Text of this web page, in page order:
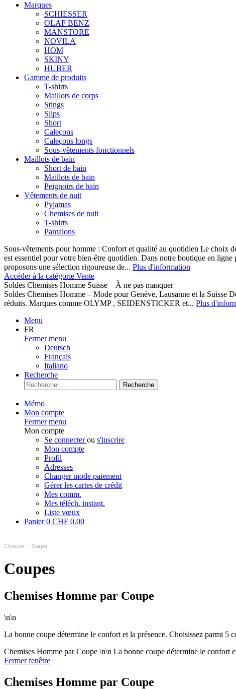
Marques
SCHIESSER
OLAF BENZ
MANSTORE
NOVILA
HOM
SKINY
HUBER
Gamme de produits
T-shirts
Maillots de corps
Stings
Slips
Short
Caleçons
Caleçons longs
Sous-vêtements fonctionnels
Maillots de bain
Short de bain
Maillots de bain
Peignoirs de bain
Vêtements de nuit
Pyjamas
Chemises de nuit
T-shirts
Pantalons
Sous-vêtements pour homme : Confort et qualité au quotidien Le choix
est essentiel pour votre bien-être quotidien. Dans notre boutique en ligne
proposons une sélection rigoureuse de... Plus d'information
Accéder à la catégorie Vente
Soldes Chemises Homme Suisse – À ne pas manquer
Soldes Chemises Homme – Mode pour Genève, Lausanne et la Suisse
réduits. Marques comme OLYMP , SEIDENSTICKER et... Plus
Menu
FR
Fermer menu
Deutsch
Français
Italiano
Recherche
Recherche
Mémo
Mon compte
Fermer menu
Mon compte
Se connecterou s'inscrire
Mon compte
Profil
Adresses
Changer mode paiement
Gérer les cartes de crédit
Mes comm.
Mes téléch. instant.
Liste vœux
Panier0 CHF 0.00
Chemises Coupes
Coupes
Chemises Homme par Coupe
\n\n
La bonne coupe détermine le confort et la présence. Choisissez parmi 5
Chemises Homme par Coupe \n\n La bonne coupe détermine le
Fermer fenêtre
Chemises Homme par Coupe